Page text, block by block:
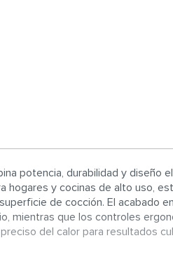
potencia, durabilidad y diseño
hogares y cocinas de alto uso,
de cocción. El acabado
mientras que los controles
del calor para resultados